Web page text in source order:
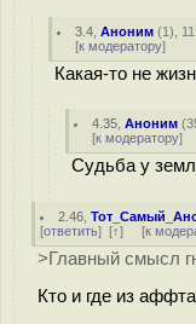
3.4 ,Аноним (1),
[к модератору]
Какая-то не
4.35 ,Аноним (
[к модератору]
Судьба у
2.46 ,
[ответить] [↑] [к
>Главный смысл
Кто и где из